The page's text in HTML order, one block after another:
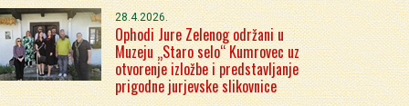
28.4.2026.
Ophodi Jure Zelenog održani u
Muzeju „Staro selo“ Kumrovec uz
otvorenje izložbe i predstavljanje
prigodne jurjevske slikovnice